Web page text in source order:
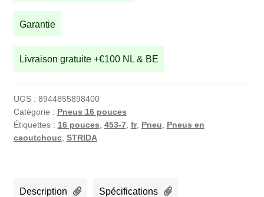
16
×
Garantie
Livraison gratuite +€100 NL & BE
UGS : 8944855898400
Catégorie : Pneus 16 pouces
Étiquettes : 16 pouces 453-7, fr, Pneu
Pneus en
caoutchouc, STRIDA
Description Spécifications